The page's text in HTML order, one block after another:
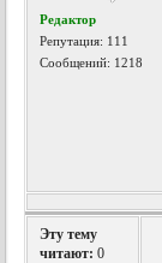
Редактор
Репутация: 111
Сообщений: 1218
Эту тему
читают: 0